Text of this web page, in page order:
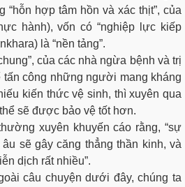
“hỗn hợp tâm hồn và xác thịt”, của
hành), vốn có “nghiệp lực kiếp
là “nền tảng”.
của các nhà ngừa bệnh và trị
tấn công những người mang kháng
kiến thức vệ sinh, thì xuyên qua
sẽ được bảo vệ tốt hơn.
xuyên khuyến cáo rằng, “sự
sẽ gây căng thẳng thần kinh, và
dịch rất nhiều”.
câu chuyện dưới đây, chúng ta